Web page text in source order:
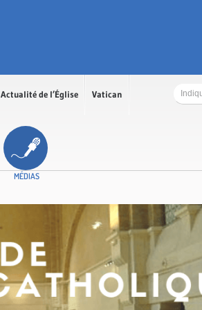
Actualité de l’Église Vatican
MÉDIAS